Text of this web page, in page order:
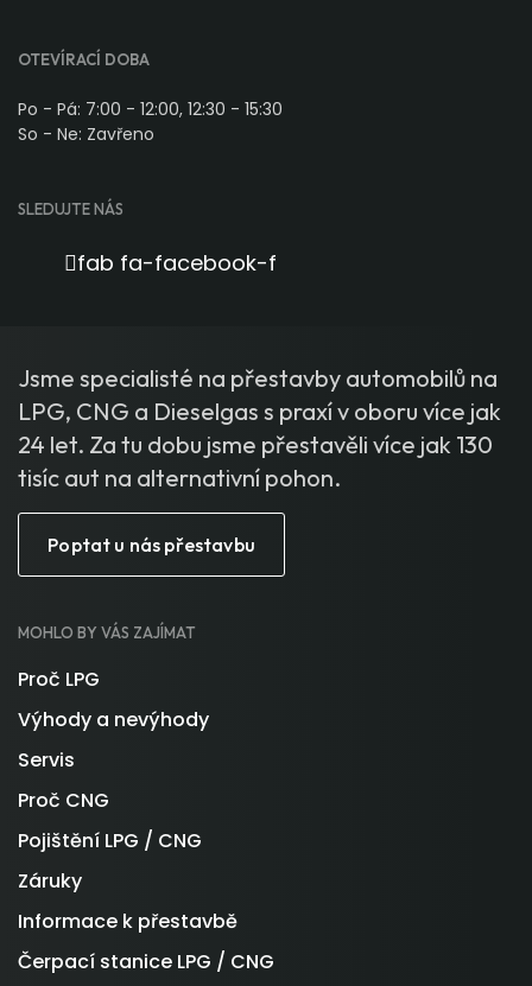
OTEVÍRACÍ DOBA
Po - Pá: 7:00 - 12:00, 12:30 - 15:30
So - Ne: Zavřeno
SLEDUJTE NÁS
fab fa-facebook-f
Jsme specialisté na přestavby automobilů na
LPG, CNG a Dieselgas s praxí v oboru více jak
24 let. Za tu dobu jsme přestavěli více jak 130
tisíc aut na alternativní pohon.
Poptat u nás přestavbu
MOHLO BY VÁS ZAJÍMAT
Proč LPG
Výhody a nevýhody
Servis
Proč CNG
Pojištění LPG / CNG
Záruky
Informace k přestavbě
Čerpací stanice LPG / CNG